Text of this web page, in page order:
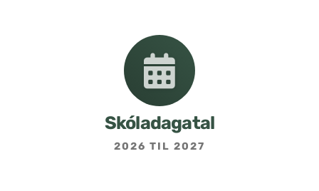
Skóladagatal
2026 TIL 2027
Samstarf heimilis og skóla
Áætlanir og stefnur